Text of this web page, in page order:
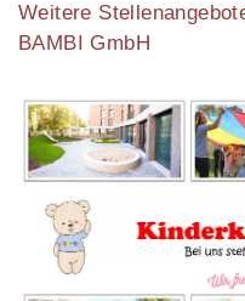
Weitere
BAMBI GmbH